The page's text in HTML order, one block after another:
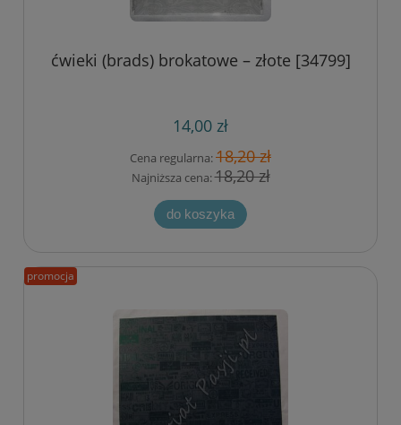
ćwieki (brads) brokatowe – złote [34799]
14,00 zł
Cena regularna:18,20 zł
Najniższa cena:18,20 zł
do koszyka
promocja